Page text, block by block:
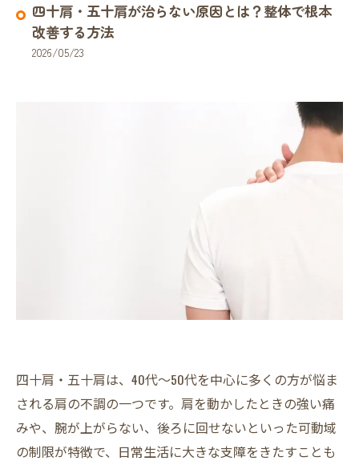
四十肩・五十肩が治らない原因とは？整体で根本
改善する方法
2026/05/23
四十肩・五十肩は、40代〜50代を中心に多くの方が悩ま
される肩の不調の一つです。肩を動かしたときの強い痛
みや、腕が上がらない、後ろに回せないといった可動域
の制限が特徴で、日常生活に大きな支障をきたすことも